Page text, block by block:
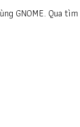
GNOME. Qua tìm